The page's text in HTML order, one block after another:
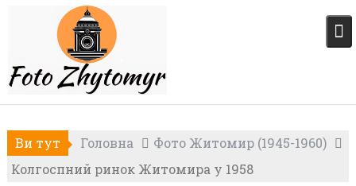
Ви тут Головна
Фото Житомир (1945-1960)
Колгоспний ринок Житомира у 1958